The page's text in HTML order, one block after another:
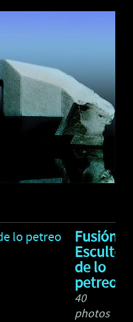
Fusión
de lo
petreo
40
photos